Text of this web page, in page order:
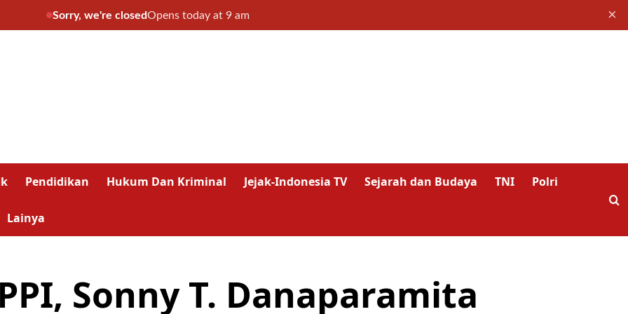
Sorry, we're closedOpens today at 9 am ×
Pendidikan Hukum Dan Kriminal Jejak-Indonesia TV Sejarah dan Budaya TNI Polri
Lainya
Sonny T. Danaparamita